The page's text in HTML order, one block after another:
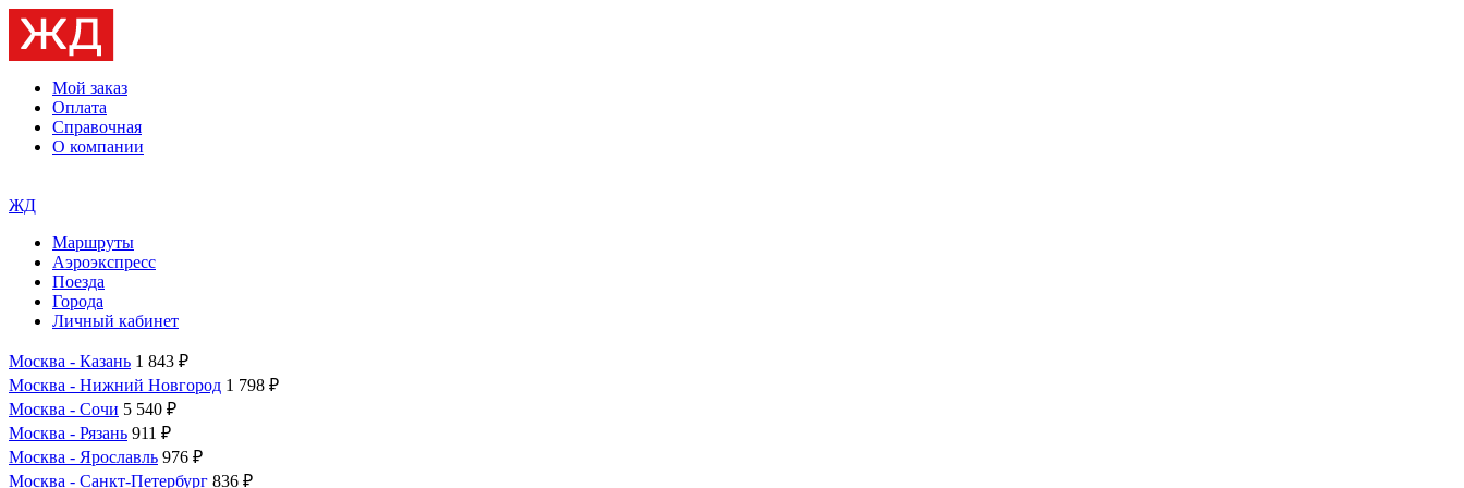
Мой заказ
Оплата
Справочная
О компании
ЖД
Маршруты
Аэроэкспресс
Поезда
Города
Личный кабинет
Москва - Казань 1 843 ₽
Москва - Нижний Новгород 1 798 ₽
Москва - Сочи 5 540 ₽
Москва - Рязань 911 ₽
Москва - Ярославль 976 ₽
Москва - Санкт-Петербург 836 ₽